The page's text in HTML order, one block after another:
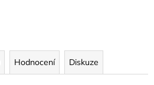
Hodnocení Diskuze